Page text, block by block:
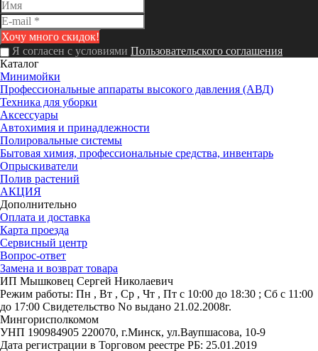
Я согласен с условиями Пользовательского соглашения
Каталог
Минимойки
Профессиональные аппараты высокого давления (АВД)
Техника для уборки
Аксессуары
Автохимия и принадлежности
Полировальные системы
Бытовая химия, профессиональные средства, инвентарь
Опрыскиватели
Полив растений
АКЦИЯ
Дополнительно
Оплата и доставка
Карта проезда
Сервисный центр
Вопрос-ответ
Замена и возврат товара
ИП Мышковец Сергей Николаевич
Режим работы: Пн , Вт , Ср , Чт , Пт c 10:00 до 18:30 ; Сб c 11:00
до 17:00 Свидетельство No выдано 21.02.2008г.
Мингорисполкомом
УНП 190984905 220070, г.Минск, ул.Ваупшасова, 10-9
Дата регистрации в Торговом реестре РБ: 25.01.2019